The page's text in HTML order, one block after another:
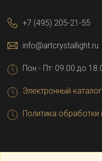
+7 (495) 205-21-55
info@artcrystallight.ru
Пон - Пт: 09.00 до
Электронный каталог
Политика